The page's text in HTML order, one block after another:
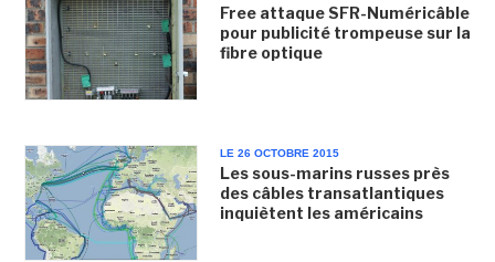
Free attaque SFR-Numéricâble
pour publicité trompeuse sur la
fibre optique
LE 26 OCTOBRE 2015
Les sous-marins russes près
des câbles transatlantiques
inquiètent les américains